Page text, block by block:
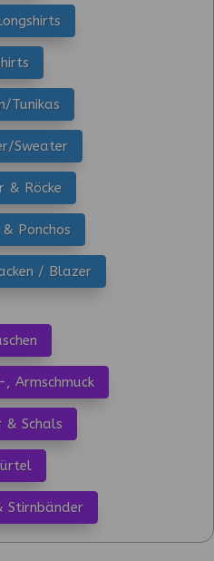
Tunikas
Sweater
& Röcke
Ponchos
/ Blazer
Armschmuck
& Schals
Stirnbänder